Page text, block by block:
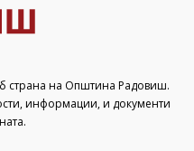
страна на Општина Радовиш.
информации, и документи